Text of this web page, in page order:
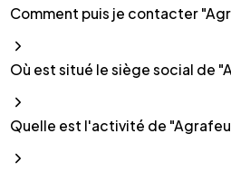
Comment puis je contacter
Où est situé le siège social de
Quelle est l'activité de